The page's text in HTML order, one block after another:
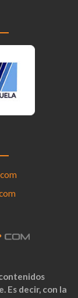
Es decir, con la